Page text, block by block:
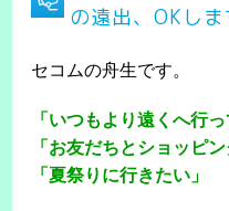
の遠出、OKしま
セコムの舟生です。
「いつもより遠くへ行っ
「お友だちとショッピ
「夏祭りに行きたい」